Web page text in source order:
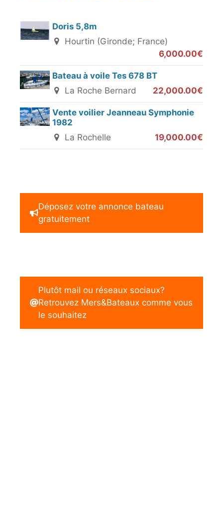
Doris 5,8m
Hourtin (Gironde; France)
6,000.00€
Bateau à voile Tes 678 BT
La Roche Bernard
22,000.00€
Vente voilier Jeanneau Symphonie
1982
La Rochelle
19,000.00€
Déposez votre annonce bateau
gratuitement
Plutôt mail ou réseaux sociaux?
Retrouvez Mers&Bateaux comme vous
le souhaitez